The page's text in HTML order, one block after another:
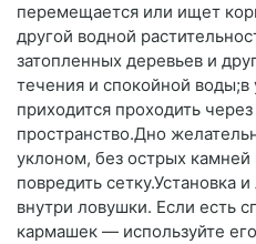
перемещается или ищет
другой водной
затопленных деревьев и
течения и спокойной воды;в
приходится проходить
пространство.Дно
уклоном, без острых
повредить сетку.Установка
внутри ловушки. Если есть
кармашек — используйте